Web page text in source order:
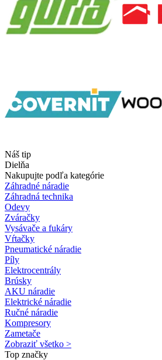
Náš tip
Dielňa
Nakupujte podľa kategórie
Záhradné náradie
Záhradná technika
Odevy
Zváračky
Vysávače a fukáry
Vŕtačky
Pneumatické náradie
Píly
Elektrocentrály
Brúsky
AKU náradie
Elektrické náradie
Ručné náradie
Kompresory
Zametače
Zobraziť všetko >
Top značky